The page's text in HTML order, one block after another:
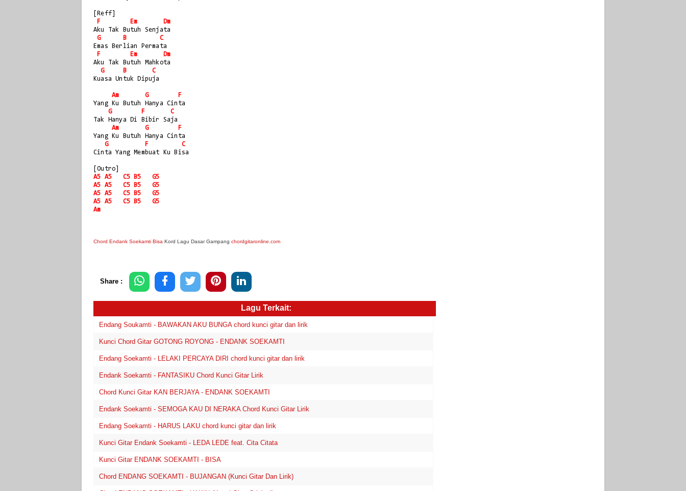
[Reff]
F
Em
Dm
Aku Tak Butuh Senjata
G
B
C
Emas Berlian Permata
F
Em
Dm
Aku Tak Butuh Mahkota
G
B
C
Kuasa Untuk Dipuja
Am G
F
Yang Ku Butuh Hanya Cinta
G
F
C
Tak Hanya Di Bibir Saja
Am
G
F
Yang Ku Butuh Hanya Cinta
G
F
C
Cinta Yang Membuat Ku Bisa
[Outro]
A5
A5 C5 B5
G5
A5
A5 C5 B5
G5
A5
A5 C5 B5
G5
A5
A5 C5 B5
G5
Am
Chord Endank Soekamti Bisa Kord Lagu Dasar Gampang chordgitaronline.com
Share :
Lagu Terkait:
Endang Soukamti - BAWAKAN AKU BUNGA chord kunci gitar dan lirik
Kunci Chord Gitar GOTONG ROYONG - ENDANK SOEKAMTI
Endang Soekamti - LELAKI PERCAYA DIRI chord kunci gitar dan lirik
Endank Soekamti - FANTASIKU Chord Kunci Gitar Lirik
Chord Kunci Gitar KAN BERJAYA - ENDANK SOEKAMTI
Endank Soekamti - SEMOGA KAU DI NERAKA Chord Kunci Gitar Lirik
Endang Soekamti - HARUS LAKU chord kunci gitar dan lirik
Kunci Gitar Endank Soekamti - LEDA LEDE feat. Cita Citata
Kunci Gitar ENDANK SOEKAMTI - BISA
Chord ENDANG SOEKAMTI - BUJANGAN (Kunci Gitar Dan Lirik)